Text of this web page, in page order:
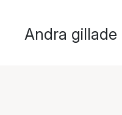
Andra gillade